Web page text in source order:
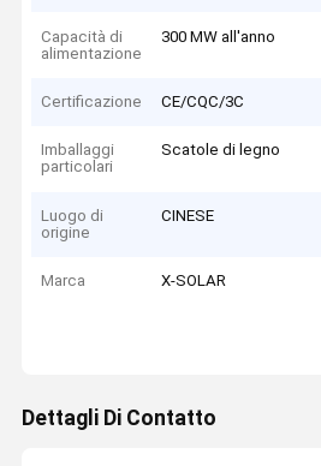
Capacità di
alimentazione
300 MW all'anno
Certificazione CE/CQC/3C
Imballaggi
particolari
Scatole di legno
Luogo di
origine
CINESE
Marca X-SOLAR
Dettagli Di Contatto